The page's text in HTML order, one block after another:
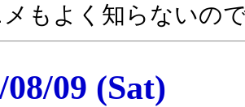
メもよく知らないの
08/09 (Sat)